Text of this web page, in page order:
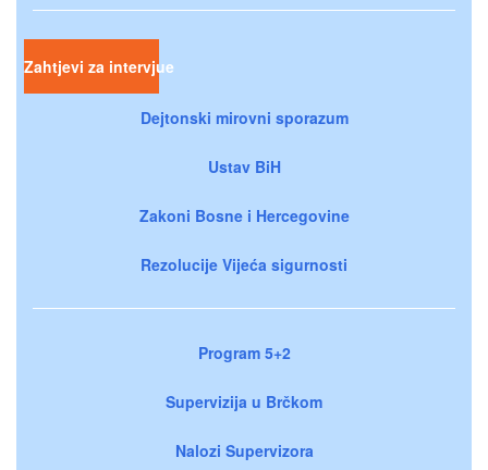
Zahtjevi za intervjue
Dejtonski mirovni sporazum
Ustav BiH
Zakoni Bosne i Hercegovine
Rezolucije Vijeća sigurnosti
Program 5+2
Supervizija u Brčkom
Nalozi Supervizora